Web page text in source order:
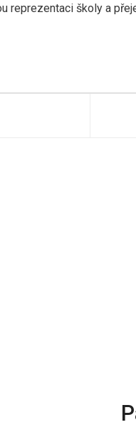
reprezentaci školy a